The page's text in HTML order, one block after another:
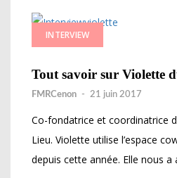
INTERVIEW
Tout savoir sur Violette
FMRCenon - 21 juin 2017
Co-fondatrice et coordinatrice
Lieu. Violette utilise l’espace
depuis cette année. Elle nous